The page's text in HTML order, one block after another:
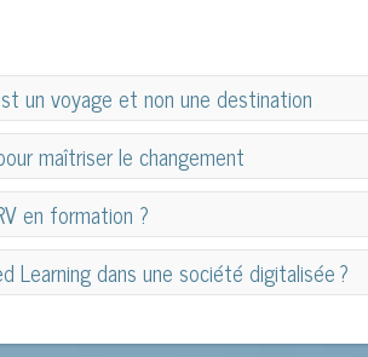
un voyage et non une destination
un voyage et non une destination
maîtriser le changement
maîtriser le changement
en formation ?
en formation ?
Learning dans une société digitalisée ?